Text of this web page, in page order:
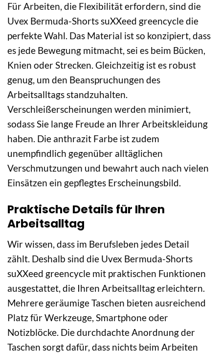
Für Arbeiten, die Flexibilität erfordern, sind die
Uvex Bermuda-Shorts suXXeed greencycle die
perfekte Wahl. Das Material ist so konzipiert, dass
es jede Bewegung mitmacht, sei es beim Bücken,
Knien oder Strecken. Gleichzeitig ist es robust
genug, um den Beanspruchungen des
Arbeitsalltags standzuhalten.
Verschleißerscheinungen werden minimiert,
sodass Sie lange Freude an Ihrer Arbeitskleidung
haben. Die anthrazit Farbe ist zudem
unempfindlich gegenüber alltäglichen
Verschmutzungen und bewahrt auch nach vielen
Einsätzen ein gepflegtes Erscheinungsbild.
Praktische Details für Ihren
Arbeitsalltag
Wir wissen, dass im Berufsleben jedes Detail
zählt. Deshalb sind die Uvex Bermuda-Shorts
suXXeed greencycle mit praktischen Funktionen
ausgestattet, die Ihren Arbeitsalltag erleichtern.
Mehrere geräumige Taschen bieten ausreichend
Platz für Werkzeuge, Smartphone oder
Notizblöcke. Die durchdachte Anordnung der
Taschen sorgt dafür, dass nichts beim Arbeiten